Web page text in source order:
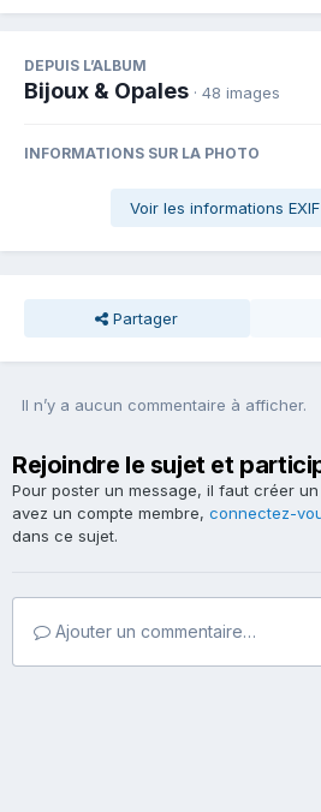
DEPUIS L’ALBUM
Bijoux & Opales · 48 images
INFORMATIONS SUR LA PHOTO
Voir les informations
Partager
Il n’y a aucun commentaire à afficher.
Rejoindre le sujet et
Pour poster un message, il faut créer
avez un compte membre, connectez-
dans ce sujet.
Ajouter un commentaire…